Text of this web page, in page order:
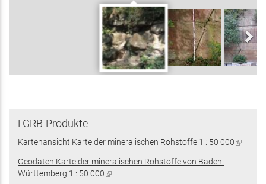
LGRB-Produkte
Kartenansicht Karte der mineralischen Rohstoffe 1 : 50 000(Link
Geodaten Karte der mineralischen Rohstoffe von Baden-
Württemberg 1 : 50 000(Link